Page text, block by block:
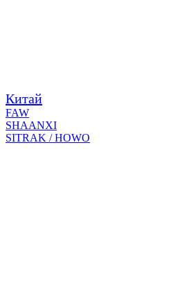
Китай
FAW
SHAANXI
SITRAK / HOWO